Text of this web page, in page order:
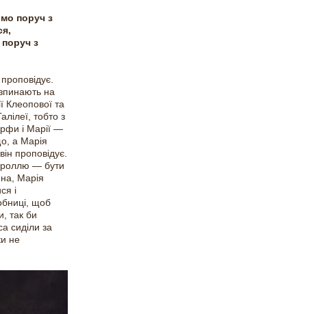
поруч з
з
на
Клеопової та
тобто з
і Марії —
а Марія
проповідує.
роллю — бути
Марія
і
щоб
так би
сиділи за
не